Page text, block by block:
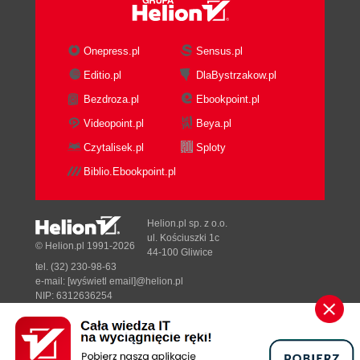
Podsumowanie (101)
Złączenia wewnętrzne (INNER JOIN) (105)
Dlaczego INNER JOIN przypomina klauzulę
WHERE (110)
Bardziej skomplikowane złączenia
zewnętrzne (120)
Spojrzenie w obie strony za pomocą złączeń
pełnych (124)
Złączenia krzyżowe (126)
Alternatywne składnie złączeń (127)
Alternatywne INNER JOIN (127)
Onepress.pl
Sensus.pl
Editio.pl
DlaBystrzakow.pl
Bezdroza.pl
Ebookpoint.pl
Videopoint.pl
Beya.pl
Czytalisek.pl
Sploty
Biblio.Ebookpoint.pl
Designed with ♥ byTonik.pl
© Helion.pl 1991-2026
Helion.pl sp. z o.o.
ul. Kościuszki 1c
44-100 Gliwice
tel. (32) 230-98-63
e-mail: [wyświetl email]@helion.pl
NIP: 6312636254